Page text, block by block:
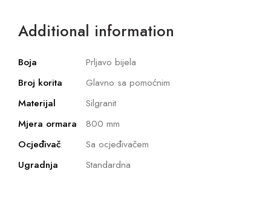
Additional information
Boja
Prljavo bijela
Broj korita
Glavno sa pomoćnim
Materijal
Silgranit
Mjera ormara
800 mm
Ocjeđivač
Sa ocjeđivačem
Ugradnja
Standardna